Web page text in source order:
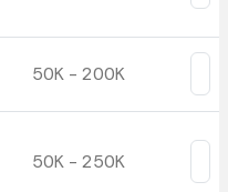
50K - 200K
50K - 250K